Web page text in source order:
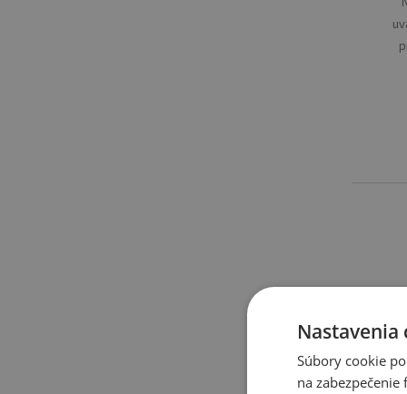
Nastavenia
Súbory cookie
na